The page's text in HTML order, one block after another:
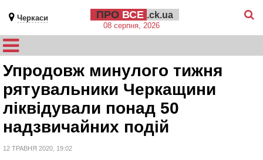
Черкаси ПРО ВСЕ .ck.ua
08 серпня, 2026
Упродовж минулого тижня
рятувальники Черкащини
ліквідували понад 50
надзвичайних подій
12 ТРАВНЯ 2020, 19:02